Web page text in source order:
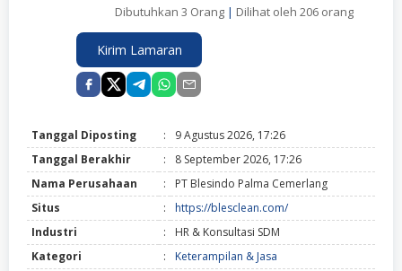
Dibutuhkan 3 Orang | Dilihat oleh 206 orang
Kirim Lamaran
Tanggal Diposting :
9 Agustus 2026, 17:26
Tanggal Berakhir
:
8 September 2026, 17:26
Nama Perusahaan
:
PT Blesindo Palma Cemerlang
Situs
:
https://blesclean.com/
Industri
:
HR & Konsultasi SDM
Kategori
:
Keterampilan & Jasa